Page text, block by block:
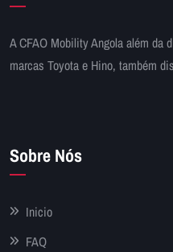
A CFAO Mobility Angola além da
marcas Toyota e Hino, também
Sobre Nós
Inicio
FAQ